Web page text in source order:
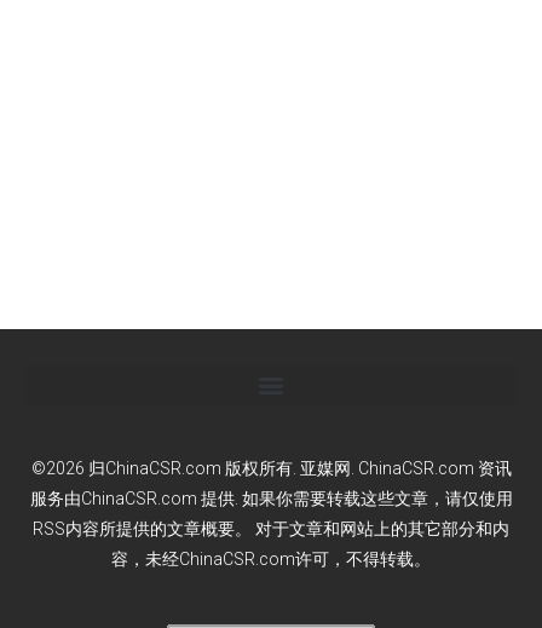
©2026 归ChinaCSR.com 版权所有. 亚媒网. ChinaCSR.com 资讯
服务由ChinaCSR.com 提供. 如果你需要转载这些文章，请仅使用
RSS内容所提供的文章概要。 对于文章和网站上的其它部分和内
容，未经ChinaCSR.com许可，不得转载。